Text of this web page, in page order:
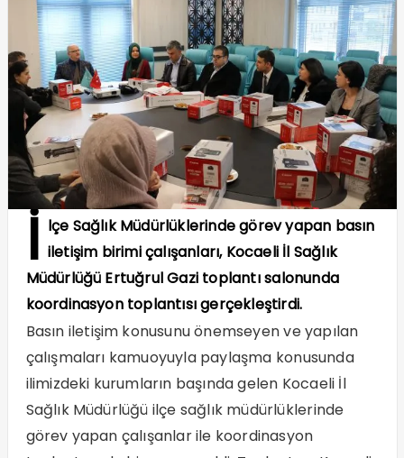
İ lçe Sağlık Müdürlüklerinde görev yapan basın
iletişim birimi çalışanları, Kocaeli İl Sağlık
Müdürlüğü Ertuğrul Gazi toplantı salonunda
koordinasyon toplantısı gerçekleştirdi.
Basın iletişim konusunu önemseyen ve yapılan
çalışmaları kamuoyuyla paylaşma konusunda
ilimizdeki kurumların başında gelen Kocaeli İl
Sağlık Müdürlüğü ilçe sağlık müdürlüklerinde
görev yapan çalışanlar ile koordinasyon